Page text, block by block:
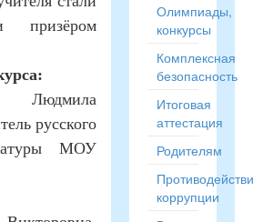
призёром
русского
МОУ
Олимпиады,
конкурсы
Комплексная
безопасность
Итоговая
аттестация
Родителям
коррупции